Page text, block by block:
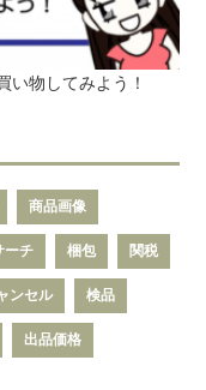
い物してみよう！
商品画像
ーチ 梱包 関税
ンセル 検品
出品価格